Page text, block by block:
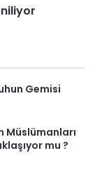
Gemisi
Müslümanları
mu ?